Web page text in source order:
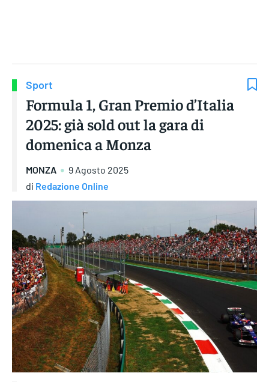
Sport
Formula 1, Gran Premio d’Italia
2025: già sold out la gara di
domenica a Monza
MONZA
9 Agosto 2025
di Redazione Online